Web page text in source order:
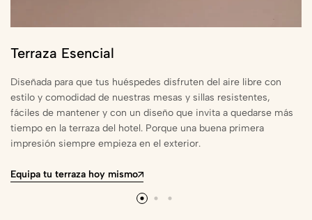
Terraza Esencial
Diseñada para que tus huéspedes disfruten del aire libre con
estilo y comodidad de nuestras mesas y sillas resistentes,
fáciles de mantener y con un diseño que invita a quedarse más
tiempo en la terraza del hotel. Porque una buena primera
impresión siempre empieza en el exterior.
Equipa tu terraza hoy mismo